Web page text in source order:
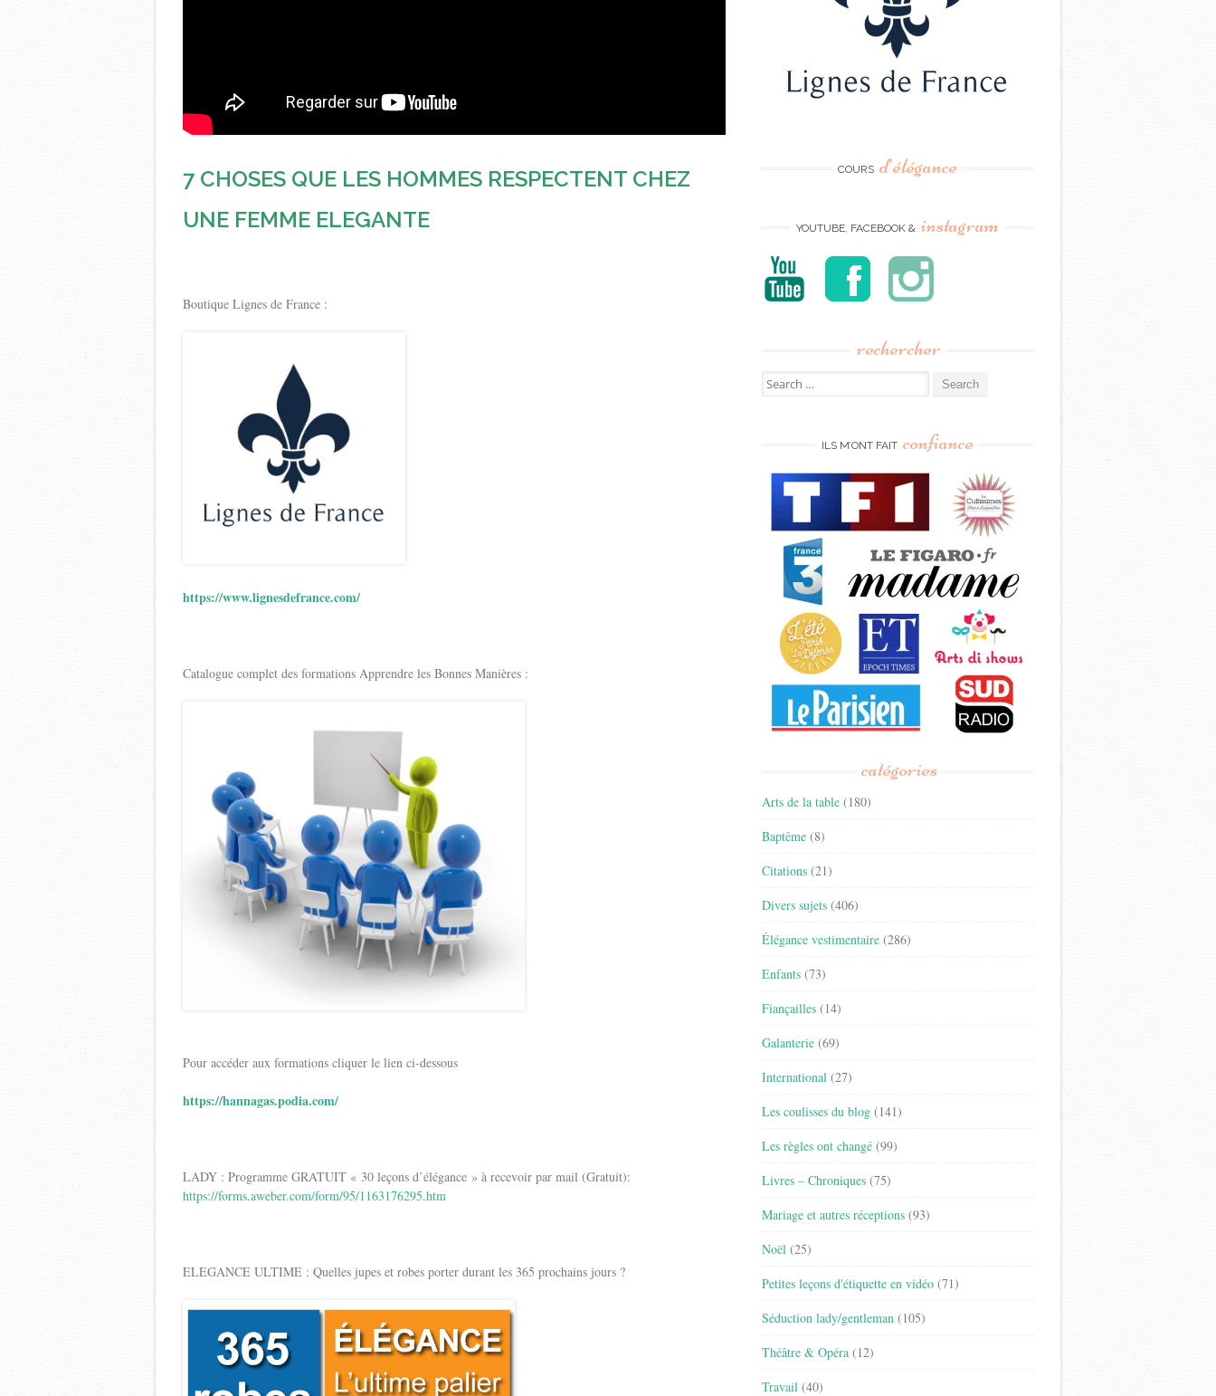
7 CHOSES QUE LES HOMMES RESPECTENT CHEZ
UNE FEMME ELEGANTE
Boutique Lignes de France :
https://www.lignesdefrance.com/
Catalogue complet des formations Apprendre les Bonnes Manières :
Pour accéder aux formations cliquer le lien ci-dessous
https://hannagas.podia.com/
LADY : Programme GRATUIT « 30 leçons d’élégance » à recevoir par mail (Gratuit):
https://forms.aweber.com/form/95/1163176295.htm
ELEGANCE ULTIME : Quelles jupes et robes porter durant les 365 prochains jours ?
COURS d’élégance
YOUTUBE, FACEBOOK & instagram
rechercher
Search
for:
ILS M’ONT FAIT confiance
catégories
Arts de la table (180)
Baptême (8)
Citations (21)
Divers sujets (406)
Élégance vestimentaire (286)
Enfants (73)
Fiançailles (14)
Galanterie (69)
International (27)
Les coulisses du blog (141)
Les règles ont changé (99)
Livres – Chroniques (75)
Mariage et autres réceptions (93)
Noël (25)
Petites leçons d'étiquette en vidéo (71)
Séduction lady/gentleman (105)
Théâtre & Opéra (12)
Travail (40)